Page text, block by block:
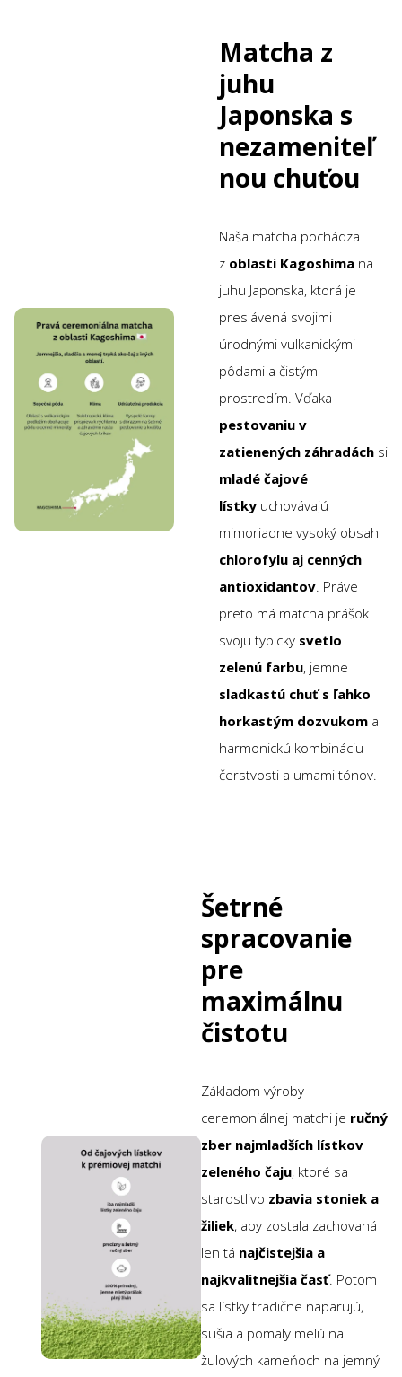
Matcha z
juhu
Japonska s
nezameniteľ
nou chuťou
Naša matcha pochádza
z oblasti Kagoshima na
juhu Japonska, ktorá je
preslávená svojimi
úrodnými vulkanickými
pôdami a čistým
prostredím. Vďaka
pestovaniu v
zatienených záhradách si
mladé čajové
lístky uchovávajú
mimoriadne vysoký obsah
chlorofylu aj cenných
antioxidantov. Práve
preto má matcha prášok
svoju typicky svetlo
zelenú farbu, jemne
sladkastú chuť s ľahko
horkastým dozvukom a
harmonickú kombináciu
čerstvosti a umami tónov.
Šetrné
spracovanie
pre
maximálnu
čistotu
Základom výroby
ceremoniálnej matchi je ručný
zber najmladších lístkov
zeleného čaju, ktoré sa
starostlivo zbavia stoniek a
žiliek, aby zostala zachovaná
len tá najčistejšia a
najkvalitnejšia časť. Potom
sa lístky tradične naparujú,
sušia a pomaly melú na
žulových kameňoch na jemný